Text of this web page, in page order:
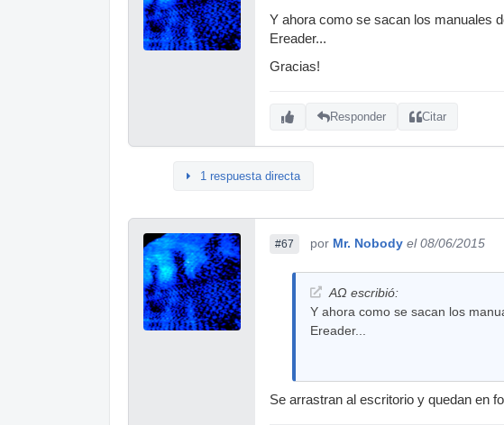
Y ahora como se sacan los manuales
Ereader...
Gracias!
Responder Citar
1 respuesta directa
#67 por Mr. Nobody el 08/06/2015
AΩ escribió:
Y ahora como se sacan los
Ereader...
Se arrastran al escritorio y quedan en